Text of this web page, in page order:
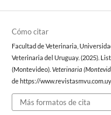
Cómo citar
Facultad de Veterinaria,
Veterinaria del Uruguay. (2025).
(Montevideo). Veterinaria
de https://
Más formatos de cita